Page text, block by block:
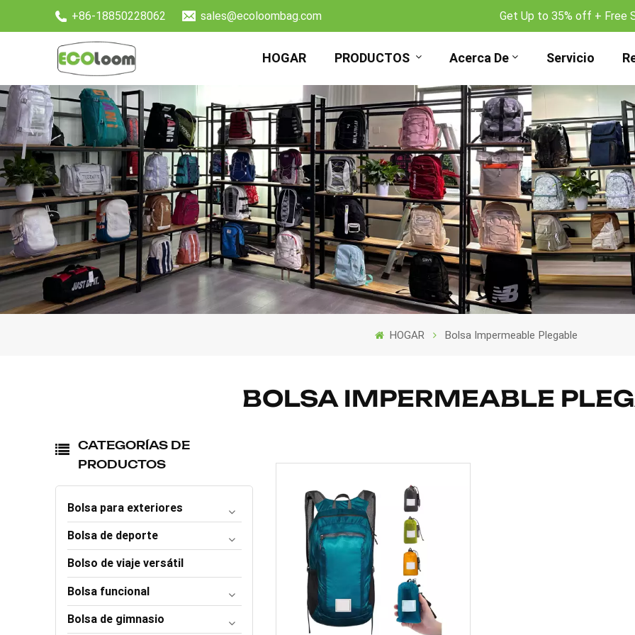
+86-18850228062 sales@ecoloombag.com Get Up to 35% off + Free
HOGAR PRODUCTOS Acerca De Servicio
HOGAR Bolsa Impermeable Plegable
BOLSA IMPERMEABLE
CATEGORÍAS DE
PRODUCTOS
Bolsa para exteriores
Bolsa de deporte
Bolso de viaje versátil
Bolsa funcional
Bolsa de gimnasio